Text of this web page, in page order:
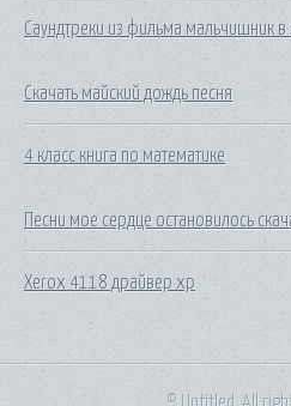
Саундтреки из фильма мальчишник в
Скачать майский дождь песня
4 класс книга по математике
Песни мое сердце остановилось
Xerox 4118 драйвер xp
© Untitled. All